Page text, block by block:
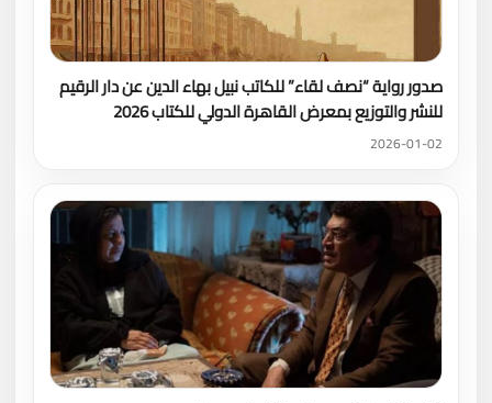
صدور رواية “نصف لقاء” للكاتب نبيل بهاء الدين عن دار الرقيم
للنشر والتوزيع بمعرض القاهرة الدولي للكتاب 2026
2026-01-02